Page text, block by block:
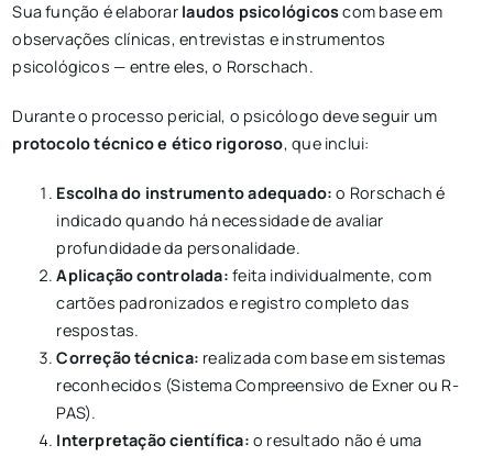
Sua função é elaborar laudos psicológicoscom base em
observações clínicas, entrevistas e instrumentos
psicológicos — entre eles, o Rorschach.
Durante o processo pericial, o psicólogo deve seguir um
protocolo técnico e ético rigoroso, que inclui:
Escolha do instrumento adequado: o Rorschach é
indicado quando há necessidade de avaliar
profundidade da personalidade.
Aplicação controlada: feita individualmente, com
cartões padronizados e registro completo das
respostas.
Correção técnica: realizada com base em sistemas
reconhecidos (Sistema Compreensivo de Exner ou R-
PAS).
Interpretação científica: o resultado não é uma